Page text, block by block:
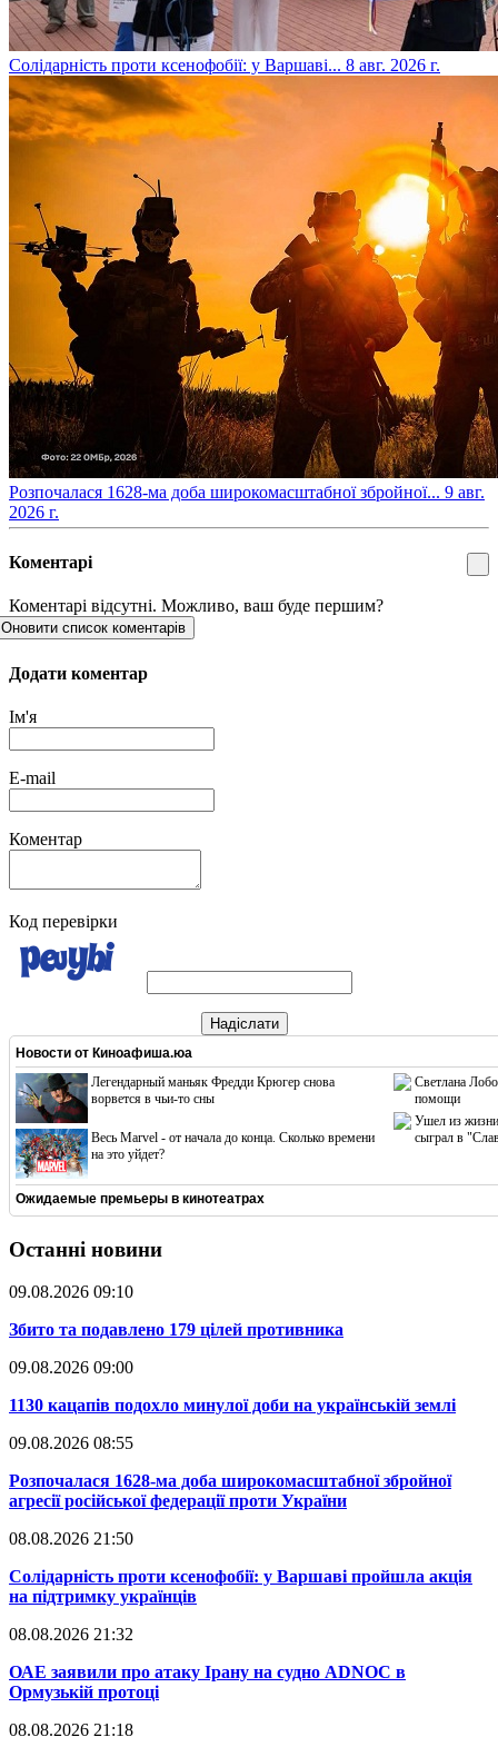
​Солідарність проти ксенофобії: у Варшаві... 8 авг. 2026 г.
​Розпочалася 1628-ма доба широкомасштабної збройної... 9 авг.
2026 г.
Коментарі
Коментарі відсутні. Можливо, ваш буде першим?
Оновити список коментарів
Додати коментар
Ім'я
E-mail
Коментар
Код перевірки
Надіслати
Новости от Киноафиша.юа
Легендарный маньяк Фредди Крюгер снова
ворвется в чьи-то сны
Весь Marvel - от начала до конца. Сколько времени
на это уйдет?
Светлана
помощи
Ушел из жизни
сыграл в
Ожидаемые премьеры в кинотеатрах
Останні новини
09.08.2026 09:10
​Збито та подавлено 179 цілей противника
09.08.2026 09:00
​1130 кацапів подохло минулої доби на українській землі
09.08.2026 08:55
​Розпочалася 1628-ма доба широкомасштабної збройної
агресії російської федерації проти України
08.08.2026 21:50
​Солідарність проти ксенофобії: у Варшаві пройшла акція
на підтримку українців
08.08.2026 21:32
​ОАЕ заявили про атаку Ірану на судно ADNOC в
Ормузькій протоці
08.08.2026 21:18